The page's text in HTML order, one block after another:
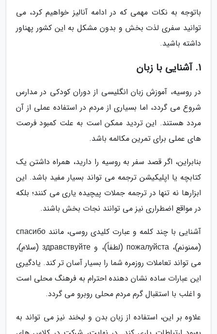
باتوجه به نکات مهمی که در ادامه آنالیز خواهیم کرد، می
توانید سفری لذت بخش و بدون مشکل به این کشور پهناور
داشته باشید.
1. آشنایی با زبان
در روسیه، آموزش زبان انگلیسی از دوران کودکی در مدارس
شروع می گردد، اما بسیاری از مردم در استفاده عملی از آن
مردد هستند. این تردید ممکن است به علت کمبود فرصت
های عملی برای تمرین مکالمه باشد.
بنابراین، اگر قصد سفر به روسیه را دارید، همراه داشتن یک
کتابچه یا اپلیکیشن ترجمه می تواند بسیار مفید باشد. این
ابزارها نه تنها در ترجمه جملات پیچیده یاری می کنند؛ بلکه
در مواقع اضطراری نیز می توانند نجات بخش باشند.
آشنایی با چند کلمه و عبارت کلیدی روسی، مانند спасибо
(ممنونم)، пожалуйста (لطفاً)، و здравствуйте (سلام)،
می تواند تعاملات روزمره شما را بسیار آسان تر کند. یادگیری
این عبارات ساده نشان دهنده احترام به فرهنگ محلی است
و اغلب با استقبال گرم مردم محلی روبرو می گردد.
علاوه بر این، استفاده از زبان بدن و لبخند نیز می تواند به